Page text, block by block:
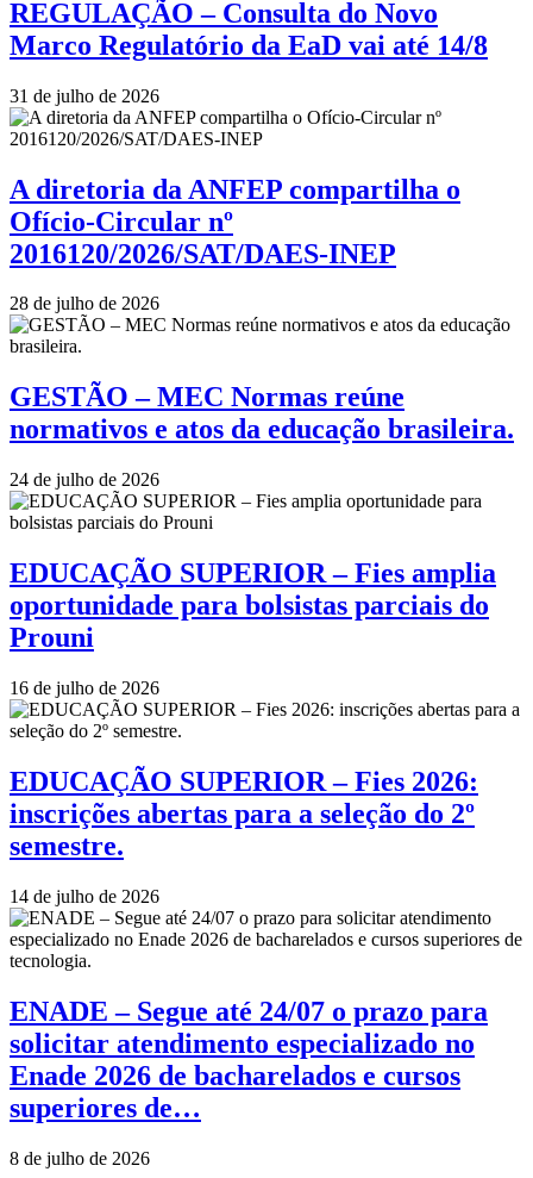
REGULAÇÃO – Consulta do Novo
Marco Regulatório da EaD vai até 14/8
31 de julho de 2026
A diretoria da ANFEP compartilha o
Ofício-Circular nº
2016120/2026/SAT/DAES-INEP
28 de julho de 2026
GESTÃO – MEC Normas reúne
normativos e atos da educação brasileira.
24 de julho de 2026
EDUCAÇÃO SUPERIOR – Fies amplia
oportunidade para bolsistas parciais do
Prouni
16 de julho de 2026
EDUCAÇÃO SUPERIOR – Fies 2026:
inscrições abertas para a seleção do 2º
semestre.
14 de julho de 2026
ENADE – Segue até 24/07 o prazo para
solicitar atendimento especializado no
Enade 2026 de bacharelados e cursos
superiores de…
8 de julho de 2026